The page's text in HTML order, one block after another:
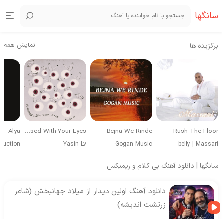
سانگها
برگزیده ها نمایش همه
Rush The Floor
belly | Massari
Bejna We Rinde
Gogan Music
Obsessed With Your Eyes
Yasin Lv
Alya
سانگها | دانلود آهنگ بی کلام و ریمیکس
دانلود آهنگ اولین دیدار از میلاد جهانبخش (شاعر
زرتشت اندیشه)